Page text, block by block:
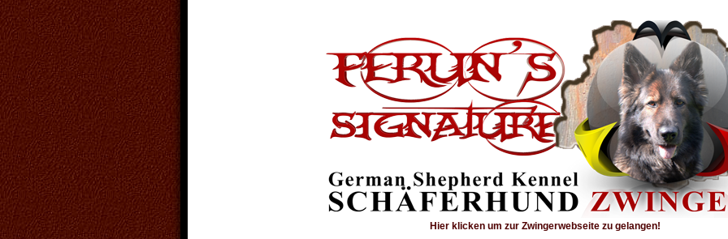
Hier klicken um zur Zwingerwebseite zu gelangen!